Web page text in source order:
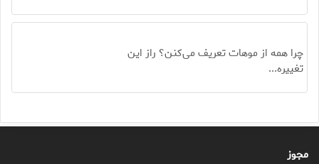
چرا همه از موهات تعریف می‌کنن؟ راز این
تغییره...
مجوز